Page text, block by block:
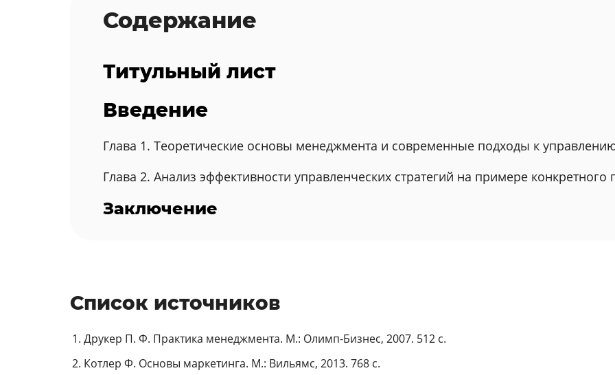
Содержание
Титульный лист
Введение
Глава 1. Теоретические основы менеджмента и современные подходы к
Глава 2. Анализ эффективности управленческих стратегий на примере конкретного
Заключение
Список источников
Друкер П. Ф. Практика менеджмента. М.: Олимп-Бизнес, 2007. 512 с.
Котлер Ф. Основы маркетинга. М.: Вильямс, 2013. 768 с.